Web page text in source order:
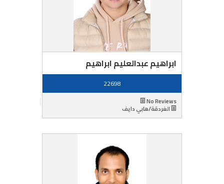
ابراهيم عبدالعليم ابراهيم
22698
No Reviews
الغردقة/هابي دايف